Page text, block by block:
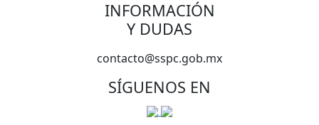
INFORMACIÓN
Y DUDAS
contacto@sspc.gob.mx
SÍGUENOS EN